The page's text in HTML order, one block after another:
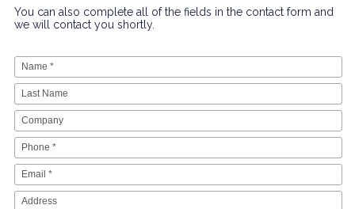
You can also complete all of the fields in the contact form and
we will contact you shortly.